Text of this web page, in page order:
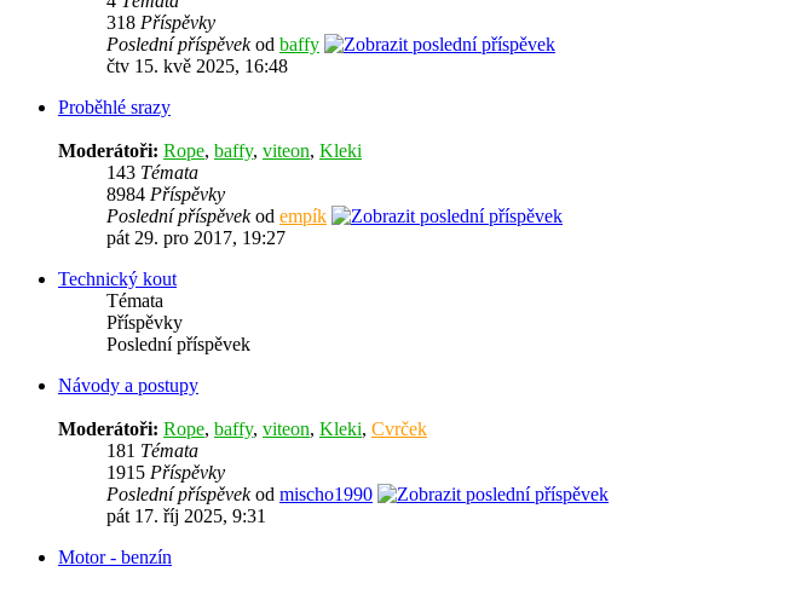
318 Příspěvky
Poslední příspěvekod baffy
čtv 15. kvě 2025, 16:48
Proběhlé srazy
Moderátoři: Rope, baffy, viteon, Kleki
143 Témata
8984 Příspěvky
Poslední příspěvekod empík
pát 29. pro 2017, 19:27
Technický kout
Témata
Příspěvky
Poslední příspěvek
Návody a postupy
Moderátoři: Rope, baffy, viteon, Kleki, Cvrček
181 Témata
1915 Příspěvky
Poslední příspěvekod mischo1990
pát 17. říj 2025, 9:31
Motor - benzín